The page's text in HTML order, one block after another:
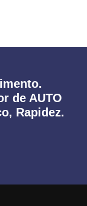
de AUTO
Rapidez.